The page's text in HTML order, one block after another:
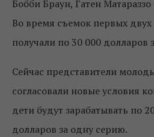
Бобби Браун, Гатен
Во время съемок первых
получали по 30 000 долларов
Сейчас представители
согласовали новые условия
дети будут зарабатывать по
долларов за одну серию.